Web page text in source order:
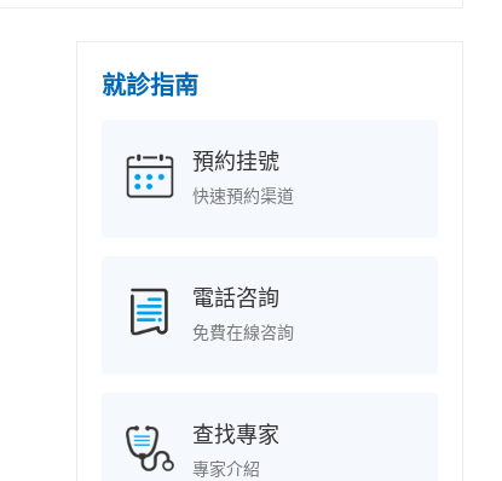
就診指南
預約挂號
快速預約渠道
電話咨詢
免費在線咨詢
查找專家
專家介紹